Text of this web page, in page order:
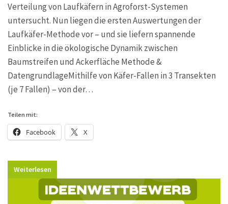
Verteilung von Laufkäfern in Agroforst-Systemen
untersucht. Nun liegen die ersten Auswertungen der
Laufkäfer-Methode vor – und sie liefern spannende
Einblicke in die ökologische Dynamik zwischen
Baumstreifen und Ackerfläche Methode &
DatengrundlageMithilfe von Käfer-Fallen in 3 Transekten
(je 7 Fallen) – von der…
Teilen mit:
Facebook X
Weiterlesen